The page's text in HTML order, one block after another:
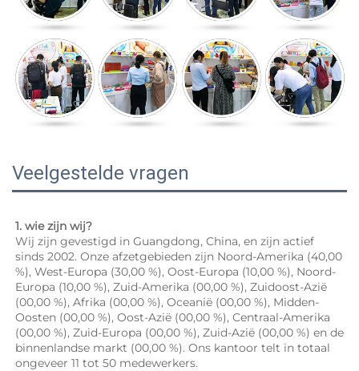
Veelgestelde vragen
1. wie zijn wij?
Wij zijn gevestigd in Guangdong, China, en zijn actief
sinds 2002. Onze afzetgebieden zijn Noord-Amerika (40,00
%), West-Europa (30,00 %), Oost-Europa (10,00 %), Noord-
Europa (10,00 %), Zuid-Amerika (00,00 %), Zuidoost-Azië
(00,00 %), Afrika (00,00 %), Oceanië (00,00 %), Midden-
Oosten (00,00 %), Oost-Azië (00,00 %), Centraal-Amerika
(00,00 %), Zuid-Europa (00,00 %), Zuid-Azië (00,00 %) en de
binnenlandse markt (00,00 %). Ons kantoor telt in totaal
ongeveer 11 tot 50 medewerkers.